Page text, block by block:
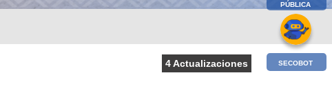
4 Actualizaciones
PÚBLICA
SECOBOT